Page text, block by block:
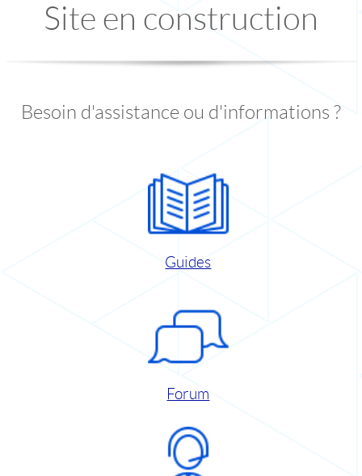
Site en construction
Besoin d'assistance ou d'informations ?
Guides
Forum